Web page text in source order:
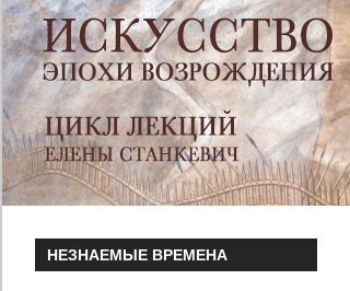
НЕЗНАЕМЫЕ ВРЕМЕНА